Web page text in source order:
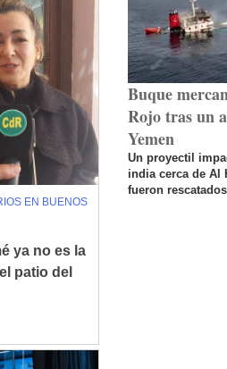
EN BUENOS
ya no es la
patio del
Buque
Rojo tras un
Yemen
Un proyectil
india cerca de Al
fueron